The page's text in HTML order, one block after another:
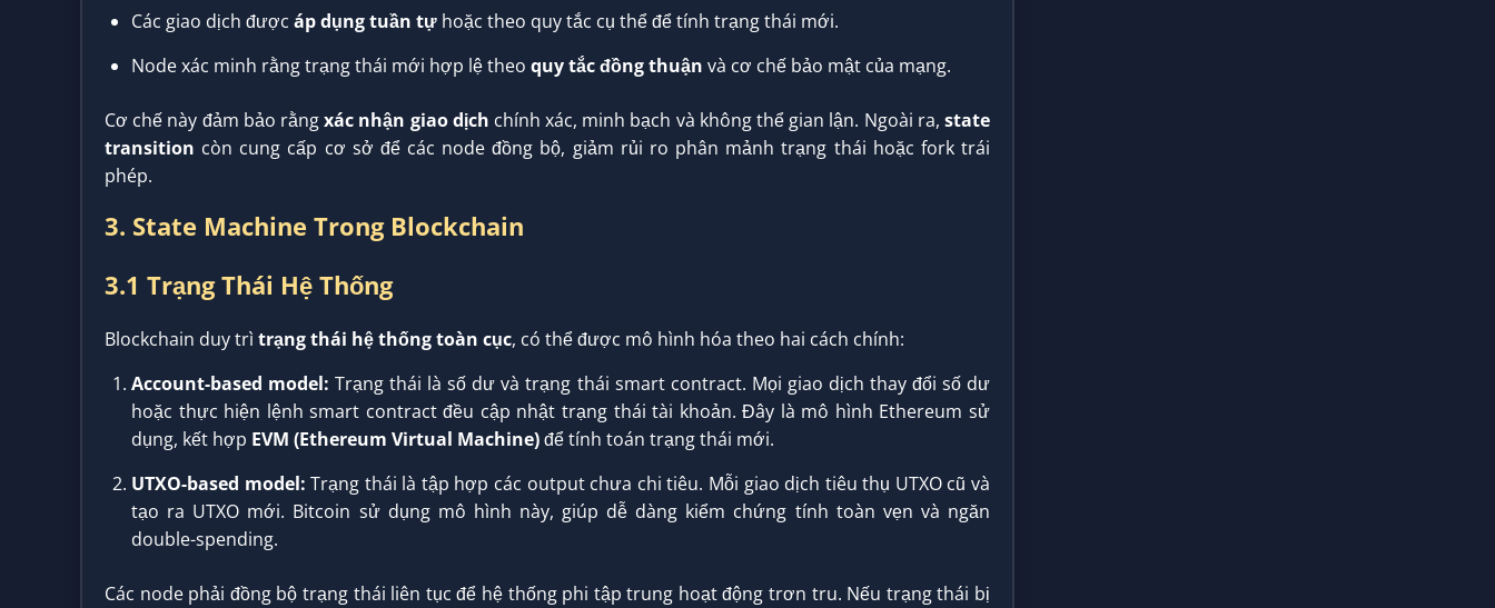
Các giao dịch được áp dụng tuần tự hoặc theo quy tắc cụ thể để tính trạng thái mới.
Node xác minh rằng trạng thái mới hợp lệ theo quy tắc đồng thuận và cơ chế bảo mật của mạng.
Cơ chế này đảm bảo rằngxác nhận giao dịch chính xác, minh bạch và không thể gian lận. Ngoài ra,state
transition còn cung cấp cơ sở để các node đồng bộ, giảm rủi ro phân mảnh trạng thái hoặc fork trái
phép.
3. State Machine Trong Blockchain
3.1 Trạng Thái Hệ Thống
Blockchain duy trì trạng thái hệ thống toàn cục, có thể được mô hình hóa theo hai cách chính:
Account-based model: Trạng thái là số dư và trạng thái smart contract. Mọi giao dịch thay đổi số dư
hoặc thực hiện lệnh smart contract đều cập nhật trạng thái tài khoản. Đây là mô hình Ethereum sử
dụng, kết hợp EVM (Ethereum Virtual Machine)để tính toán trạng thái mới.
UTXO-based model: Trạng thái là tập hợp các output chưa chi tiêu. Mỗi giao dịch tiêu thụ UTXO cũ và
tạo ra UTXO mới. Bitcoin sử dụng mô hình này, giúp dễ dàng kiểm chứng tính toàn vẹn và ngăn
double-spending.
Các node phải đồng bộ trạng thái liên tục để hệ thống phi tập trung hoạt động trơn tru. Nếu trạng thái bị